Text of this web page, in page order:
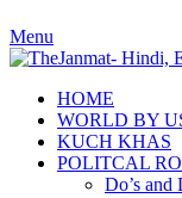
Menu
HOME
WORLD BY
KUCH KHAS
POLITCAL
Do’s and